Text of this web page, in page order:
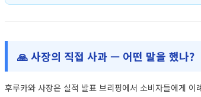
🙏 사장의 직접 사과 — 어떤 말을 했나?
후루카와 사장은 실적 발표 브리핑에서 소비자들에게 이